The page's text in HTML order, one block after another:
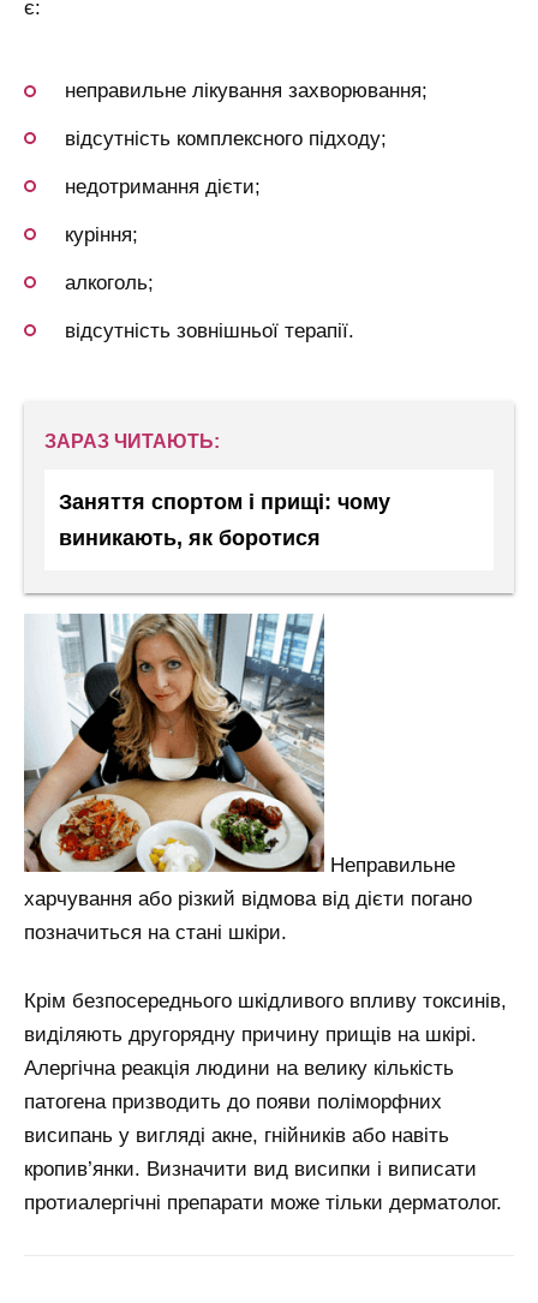
є:
неправильне лікування захворювання;
відсутність комплексного підходу;
недотримання дієти;
куріння;
алкоголь;
відсутність зовнішньої терапії.
ЗАРАЗ ЧИТАЮТЬ:
Заняття спортом і прищі: чому
виникають, як боротися
Неправильне
харчування або різкий відмова від дієти погано
позначиться на стані шкіри.
Крім безпосереднього шкідливого впливу токсинів,
виділяють другорядну причину прищів на шкірі.
Алергічна реакція людини на велику кількість
патогена призводить до появи поліморфних
висипань у вигляді акне, гнійників або навіть
кропив’янки. Визначити вид висипки і виписати
протиалергічні препарати може тільки дерматолог.